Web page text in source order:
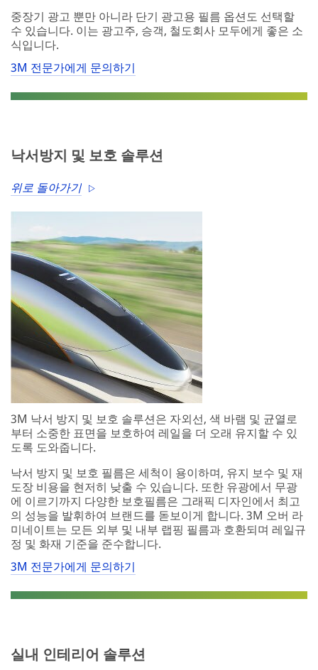
중장기 광고 뿐만 아니라 단기 광고용 필름 옵션도 선택할
수 있습니다. 이는 광고주, 승객, 철도회사 모두에게 좋은 소
식입니다.
3M 전문가에게 문의하기
낙서방지 및 보호 솔루션
위로 돌아가기
3M 낙서 방지 및 보호 솔루션은 자외선, 색 바램 및 균열로
부터 소중한 표면을 보호하여 레일을 더 오래 유지할 수 있
도록 도와줍니다.
낙서 방지 및 보호 필름은 세척이 용이하며, 유지 보수 및 재
도장 비용을 현저히 낮출 수 있습니다. 또한 유광에서 무광
에 이르기까지 다양한 보호필름은 그래픽 디자인에서 최고
의 성능을 발휘하여 브랜드를 돋보이게 합니다. 3M 오버 라
미네이트는 모든 외부 및 내부 랩핑 필름과 호환되며 레일규
정 및 화재 기준을 준수합니다.
3M 전문가에게 문의하기
실내 인테리어 솔루션